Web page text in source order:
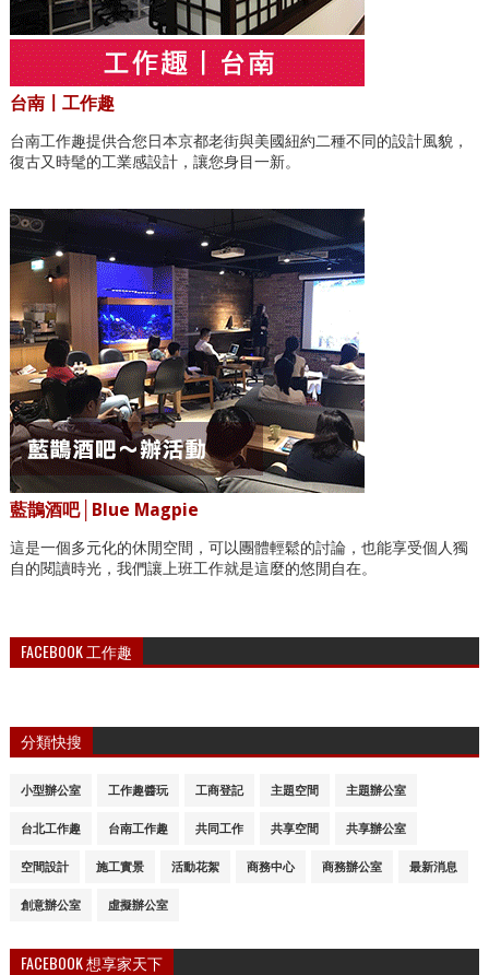
台南〡工作趣
台南工作趣提供合您日本京都老街與美國紐約二種不同的設計風貌，
復古又時髦的工業感設計，讓您身目一新。
藍鵲酒吧│Blue Magpie
這是一個多元化的休閒空間，可以團體輕鬆的討論，也能享受個人獨
自的閱讀時光，我們讓上班工作就是這麼的悠閒自在。
FACEBOOK 工作趣
分類快搜
小型辦公室 工作趣醬玩 工商登記 主題空間 主題辦公室
台北工作趣 台南工作趣 共同工作 共享空間 共享辦公室
空間設計 施工實景 活動花絮 商務中心 商務辦公室 最新消息
創意辦公室 虛擬辦公室
FACEBOOK 想享家天下